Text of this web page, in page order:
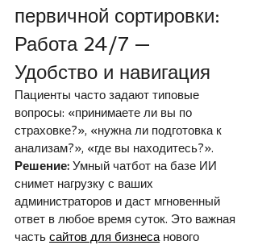
первичной сортировки:
Работа 24/7 —
Удобство и навигация
Пациенты часто задают типовые
вопросы: «принимаете ли вы по
страховке?», «нужна ли подготовка к
анализам?», «где вы находитесь?».
Решение: Умный чатбот на базе ИИ
снимет нагрузку с ваших
администраторов и даст мгновенный
ответ в любое время суток. Это важная
часть сайтов для бизнеса нового